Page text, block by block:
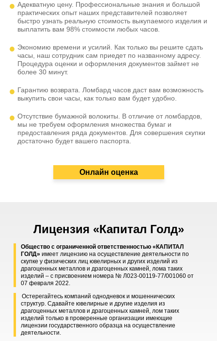
Адекватную цену. Профессиональные знания и большой
практических опыт наших представителей позволяет
быстро узнать реальную стоимость выкупаемого изделия и
выплатить вам 98% стоимости любых часов.
Экономию времени и усилий. Как только вы решите сдать
часы, наш сотрудник сам приедет по названному адресу.
Процедура оценки и оформления документов займет не
более 30 минут.
Гарантию возврата. Ломбард часов даст вам возможность
выкупить свои часы, как только вам будет удобно.
Отсутствие бумажной волокиты. В отличие от ломбардов,
мы не требуем оформления множества бумаг и
предоставления ряда документов. Для совершения скупки
достаточно будет вашего паспорта.
Онлайн оценка
Лицензия «Капитал Голд»
Общество с ограниченной ответственностью «КАПИТАЛ
ГОЛД» имеет лицензию на осуществление деятельности по
скупке у физических лиц ювелирных и других изделий из
драгоценных металлов и драгоценных камней, лома таких
изделий – с присвоением номера № Л023-00119-77/001060 от
07 февраля 2022.
Остерегайтесь компаний однодневок и мошеннических
структур. Сдавайте ювелирные и другие изделия из
драгоценных металлов и драгоценных камней, лом таких
изделий только в проверенные организации имеющие
лицензии государственного образца на осуществление
деятельности.